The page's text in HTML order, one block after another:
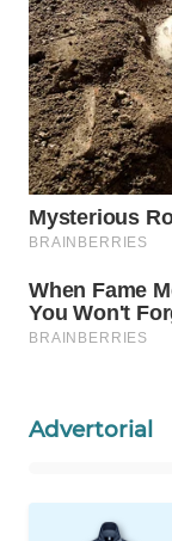
Advertorial
WN
SURABAYA
WN
NATUNA
WN
BINTAN
MANDALIKA